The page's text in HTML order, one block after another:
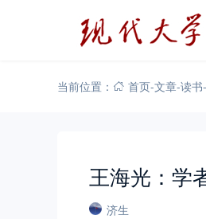
当前位置： 首页-文章-读书-
王海光：学
济生